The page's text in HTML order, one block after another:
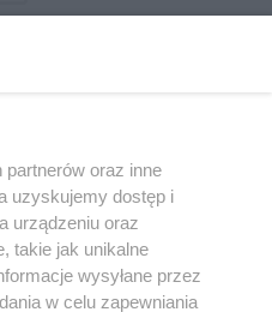
nie może być powielany i
w jakikolwiek sposób (w
na jakimkolwiek polu
z umieszczaniem w
praw. Jakiekolwiek użycie lub
w części z naruszeniem prawa,
pod groźbą kary i może być
oraz inne
uzyskujemy dostęp i
urządzeniu oraz
takie jak unikalne
wysyłane przez
w celu zapewniania